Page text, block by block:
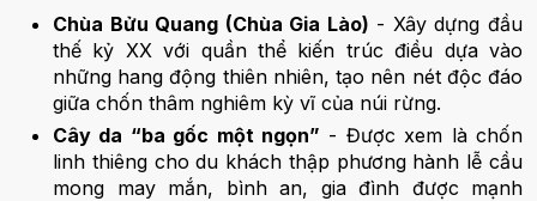
Chùa Bửu Quang (Chùa Gia Lào) - Xây dựng đầu
thế kỷ XX với quần thể kiến trúc điều dựa vào
những hang động thiên nhiên, tạo nên nét độc đáo
giữa chốn thâm nghiêm kỳ vĩ của núi rừng.
Cây da “ba gốc một ngọn” - Được xem là chốn
linh thiêng cho du khách thập phương hành lễ cầu
mong may mắn, bình an, gia đình được mạnh